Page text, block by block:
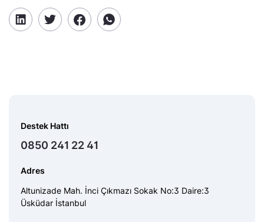
Destek Hattı
0850 241 22 41
Adres
Altunizade Mah. İnci Çıkmazı Sokak No:3 Daire:3
Üsküdar İstanbul